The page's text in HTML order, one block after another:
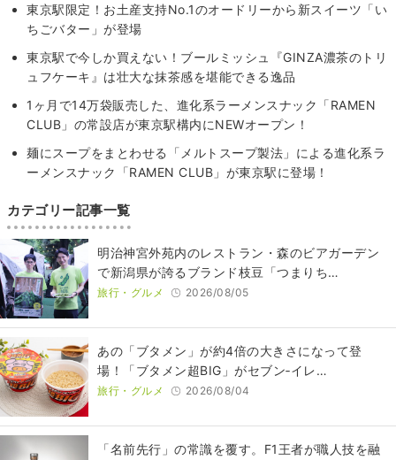
東京駅限定！お土産支持No.1のオードリーから新スイーツ「い
ちごバター」が登場
東京駅で今しか買えない！ブールミッシュ『GINZA濃茶のトリ
ュフケーキ』は壮大な抹茶感を堪能できる逸品
1ヶ月で14万袋販売した、進化系ラーメンスナック「RAMEN
CLUB」の常設店が東京駅構内にNEWオープン！
麺にスープをまとわせる「メルトスープ製法」による進化系ラ
ーメンスナック「RAMEN CLUB」が東京駅に登場！
カテゴリー記事一覧
明治神宮外苑内のレストラン・森のビアガーデン
で新潟県が誇るブランド枝豆「つまりち…
旅行・グルメ 2026/08/05
あの「ブタメン」が約4倍の大きさになって登
場！「ブタメン超BIG」がセブン‐イレ…
旅行・グルメ 2026/08/04
​​「名前先行」の常識を覆す。F1王者が職人技を融